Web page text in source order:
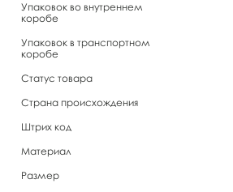
Упаковок во внутреннем
коробе
Упаковок в транспортном
коробе
Статус товара
Страна происхождения
Штрих код
Материал
Размер